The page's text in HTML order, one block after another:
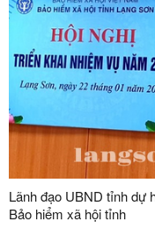
Lãnh đạo UBND tỉnh dự
Bảo hiểm xã hội tỉnh